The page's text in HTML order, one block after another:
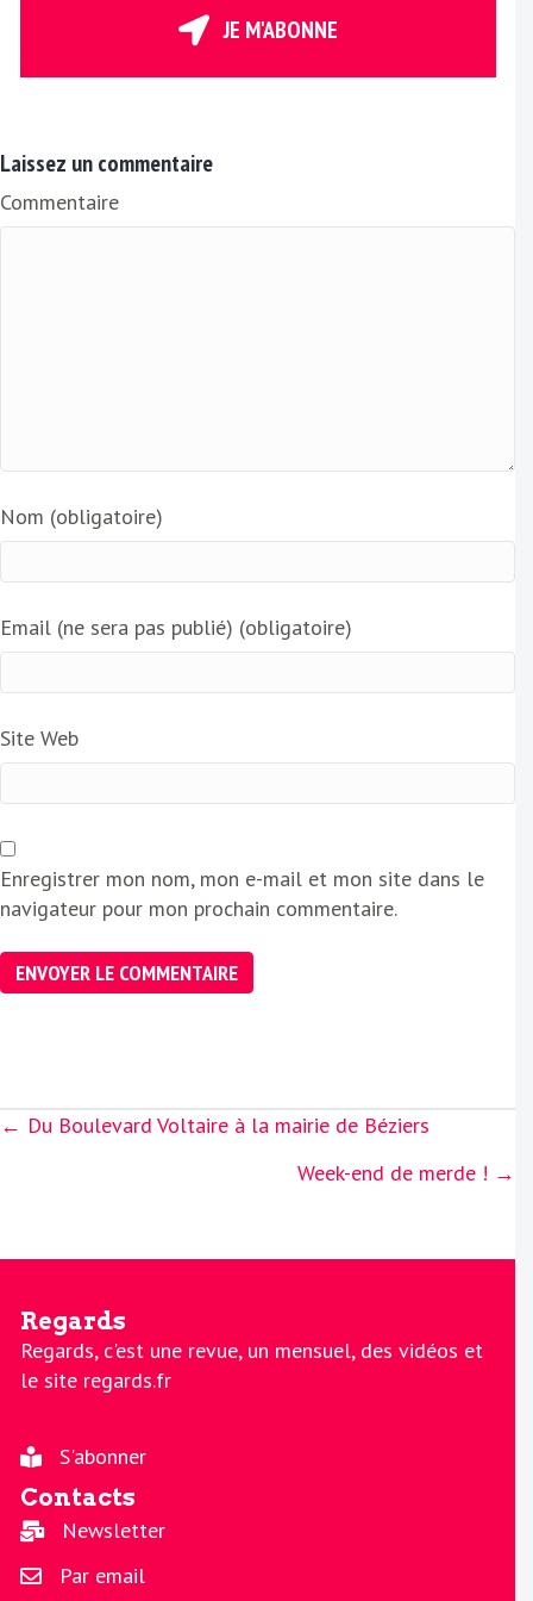
E
i
l
JE M'ABONNE
Laissez un commentaire
Commentaire
Nom (obligatoire)
Email (ne sera pas publié) (obligatoire)
Site Web
Enregistrer mon nom, mon e-mail et mon site dans le
navigateur pour mon prochain commentaire.
Posts
← Du Boulevard Voltaire à la mairie de Béziers
Week-end de merde ! →
Regards
Regards, c'est une revue, un mensuel, des vidéos et
le site regards.fr
S'abonner
Contacts
Newsletter
Par email